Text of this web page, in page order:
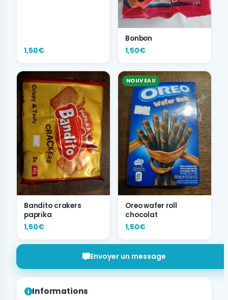
1,50€
Bonbon
1,50€
Bandito crakers
paprika
1,50€
NOUVEAU
Oreo wafer roll
chocolat
1,50€
Envoyer un message
Informations